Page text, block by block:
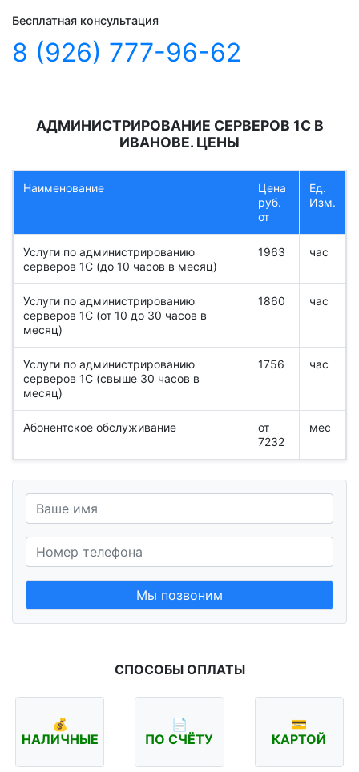
Бесплатная консультация
8 (926) 777-96-62
АДМИНИСТРИРОВАНИЕ СЕРВЕРОВ 1С В
ИВАНОВЕ. ЦЕНЫ
Наименование
Цена
руб.
от
Ед.
Изм.
Услуги по администрированию
серверов 1С (до 10 часов в месяц)
1963 час
Услуги по администрированию
серверов 1С (от 10 до 30 часов в
месяц)
1860 час
Услуги по администрированию
серверов 1С (свыше 30 часов в
месяц)
1756 час
Абонентское обслуживание
от
7232
мес
Мы позвоним
СПОСОБЫ ОПЛАТЫ
💰
НАЛИЧНЫЕ
📄
ПО СЧЁТУ
💳
КАРТОЙ